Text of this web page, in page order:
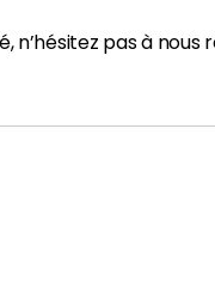
n’hésitez pas à